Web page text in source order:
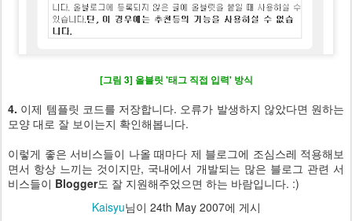
[그림 3] 올블릿 '태그 직접 입력' 방식
4. 이제 템플릿 코드를 저장합니다. 오류가 발생하지 않았다면 원하는
모양 대로 잘 보이는지 확인해봅니다.
이렇게 좋은 서비스들이 나올 때마다 제 블로그에 조심스레 적용해보
면서 항상 느끼는 것이지만, 국내에서 개발되는 많은 블로그 관련 서
비스들이 Blogger도 잘 지원해주었으면 하는 바람입니다. :)
Kaisyu님이 24th May 2007에 게시